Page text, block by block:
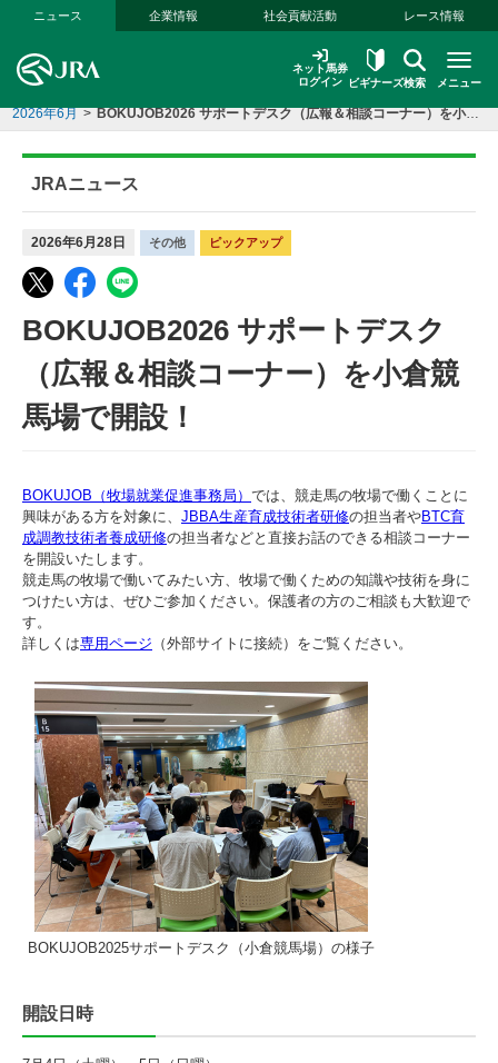
本文へ移動する
ニュース 企業情報 社会貢献活動 レース情報
ネット馬券
ログイン
ビギナーズ検索 メニュー
2026年6月 > BOKUJOB2026 サポートデスク（広報＆相談コーナー）を小倉競馬場で開設！
JRAニュース
2026年6月28日 その他 ピックアップ
BOKUJOB2026 サポートデスク
（広報＆相談コーナー）を小倉競
馬場で開設！
BOKUJOB（牧場就業促進事務局） では、競走馬の牧場で働くことに
興味がある方を対象に、 JBBA生産育成技術者研修の担当者やBTC育
成調教技術者養成研修の担当者などと直接お話のできる相談コーナー
を開設いたします。
競走馬の牧場で働いてみたい方、牧場で働くための知識や技術を身に
つけたい方は、ぜひご参加ください。保護者の方のご相談も大歓迎で
す。
詳しくは専用ページ （外部サイトに接続）をご覧ください。
BOKUJOB2025サポートデスク（小倉競馬場）の様子
開設日時